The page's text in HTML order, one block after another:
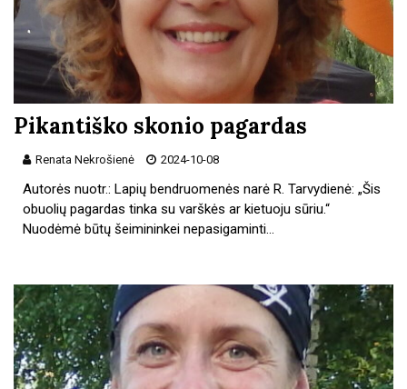
Pikantiško skonio pagardas
Renata Nekrošienė 2024-10-08
Autorės nuotr.: Lapių bendruomenės narė R. Tarvydienė: „Šis
obuolių pagardas tinka su varškės ar kietuoju sūriu.“
Nuodėmė būtų šeimininkei nepasigaminti…